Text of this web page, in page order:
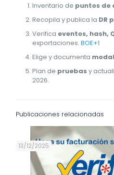
Inventario de puntos de
Recopila y publica la DR
Verifica eventos, hash,
exportaciones. BOE+1
Elige y documenta
Plan de pruebas y
2026.
Publicaciones relacionadas
13/12/2025